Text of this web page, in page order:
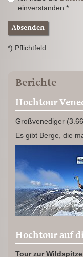
einverstanden.*
Absenden
*) Pflichtfeld
Berichte
Hochtour
Großvenediger
Es gibt Berge, die
Hochtour auf
Tour zur Wildspitze